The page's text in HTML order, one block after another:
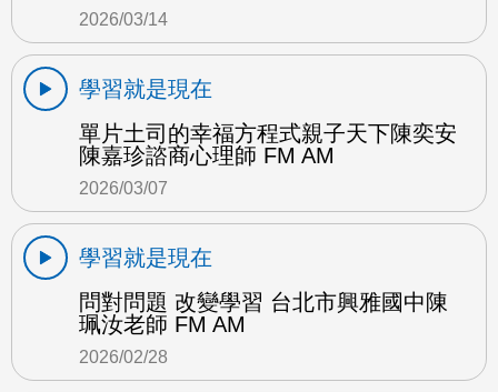
2026/03/14
學習就是現在
單片土司的幸福方程式親子天下陳奕安
陳嘉珍諮商心理師 FM AM
2026/03/07
學習就是現在
問對問題 改變學習 台北市興雅國中陳
珮汝老師 FM AM
2026/02/28